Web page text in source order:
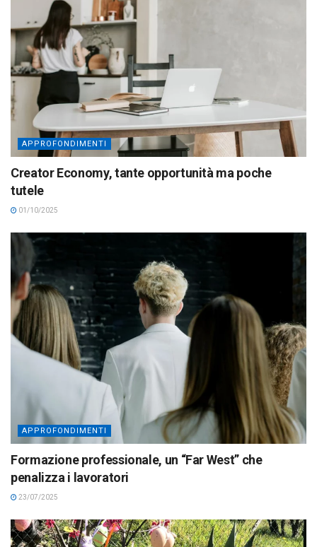
APPROFONDIMENTI
Creator Economy, tante opportunità ma poche
tutele
01/10/2025
APPROFONDIMENTI
Formazione professionale, un “Far West” che
penalizza i lavoratori
23/07/2025